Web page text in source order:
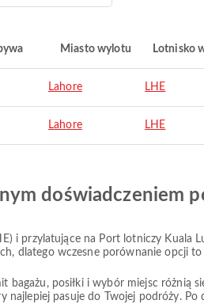
Miasto wylotu Lotnisko
Lahore LHE
Lahore LHE
doświadczeniem
i przylatujące na Port lotniczy Kuala
dlatego wczesne porównanie opcji
bagażu, posiłki i wybór miejsc różnią
najlepiej pasuje do Twojej podróży.